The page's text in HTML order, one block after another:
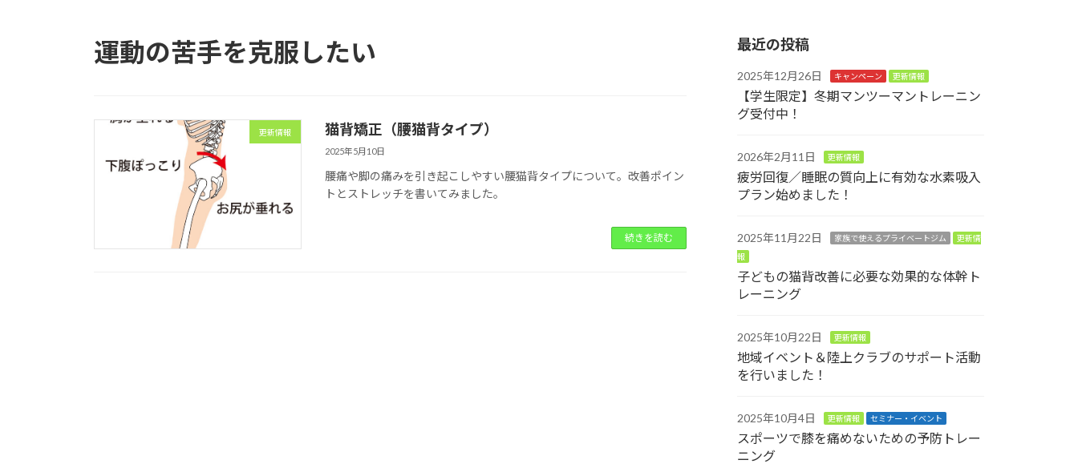
運動の苦手を克服したい
更新情報 猫背矯正（腰猫背タイプ）
2025年5月10日
腰痛や脚の痛みを引き起こしやすい腰猫背タイプについて。改善ポイン
トとストレッチを書いてみました。
続きを読む
最近の投稿
2025年12月26日 キャンペーン 更新情報
【学生限定】冬期マンツーマントレーニン
グ受付中！
2026年2月11日 更新情報
疲労回復／睡眠の質向上に有効な水素吸入
プラン始めました！
2025年11月22日 家族で使えるプライベートジム
更新情
報
子どもの猫背改善に必要な効果的な体幹ト
レーニング
2025年10月22日 更新情報
地域イベント＆陸上クラブのサポート活動
を行いました！
2025年10月4日 更新情報 セミナー・イベント
スポーツで膝を痛めないための予防トレー
ニング